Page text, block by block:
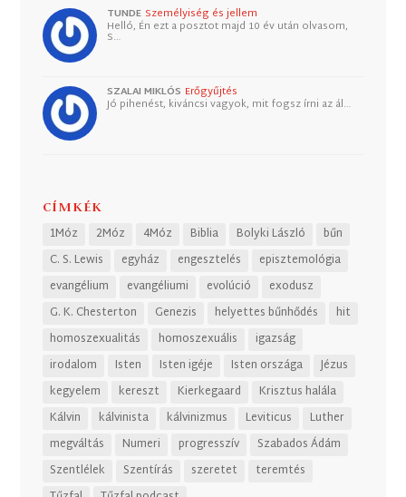
TUNDE Személyiség és jellem
Helló, Én ezt a posztot majd 10 év után olvasom,
S…
SZALAI MIKLÓS Erőgyűjtés
Jó pihenést, kiváncsi vagyok, mit fogsz írni az ál…
CÍMKÉK
1Móz 2Móz 4Móz Biblia Bolyki László
bűn
C. S. Lewis
egyház engesztelés
episztemológia
evangélium
evangéliumi evolúció
exodusz
G. K. Chesterton
Genezis helyettes bűnhődés
hit
homoszexualitás
homoszexuális
igazság
irodalom
Isten Isten igéje Isten országa
Jézus
kegyelem
kereszt Kierkegaard
Krisztus halála
Kálvin
kálvinista kálvinizmus Leviticus
Luther
megváltás
Numeri progresszív
Szabados Ádám
Szentlélek
Szentírás szeretet
teremtés